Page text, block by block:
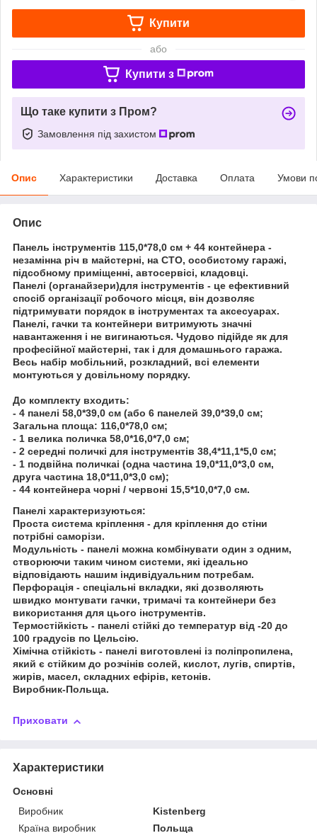
Купити
або
Купити з
Що таке купити з Пром?
Замовлення під захистом
Опис Характеристики Доставка Оплата Умови
Опис
Панель інструментів 115,0*78,0 см + 44 контейнера -
незамінна річ в майстерні, на СТО, особистому гаражі,
підсобному приміщенні, автосервісі, кладовці.
Панелі (органайзери)для інструментів - це ефективний
спосіб організації робочого місця, він дозволяє
підтримувати порядок в інструментах та аксесуарах.
Панелі, гачки та контейнери витримують значні
навантаження і не вигинаються. Чудово підійде як для
професійної майстерні, так і для домашнього гаража.
Весь набір мобільний, розкладний, всі елементи
монтуються у довільному порядку.
До комплекту входить:
- 4 панелі 58,0*39,0 см (або 6 панелей 39,0*39,0 см;
Загальна площа: 116,0*78,0 см;
- 1 велика поличка 58,0*16,0*7,0 см;
- 2 середні поличкі для інструментів 38,4*11,1*5,0 см;
- 1 подвійна поличкаі (одна частина 19,0*11,0*3,0 см,
друга частина 18,0*11,0*3,0 см);
- 44 контейнера чорні / червоні 15,5*10,0*7,0 см.
Панелі характеризуються:
Проста система кріплення - для кріплення до стіни
потрібні саморізи.
Модульність - панелі можна комбінувати один з одним,
створюючи таким чином системи, які ідеально
відповідають нашим індивідуальним потребам.
Перфорація - спеціальні вкладки, які дозволяють
швидко монтувати гачки, тримачі та контейнери без
використання для цього інструментів.
Термостійкість - панелі стійкі до температур від -20 до
100 градусів по Цельсію.
Хімічна стійкість - панелі виготовлені із поліпропилена,
який є стійким до розчінів солей, кислот, лугів, спиртів,
жирів, масел, складних ефірів, кетонів.
Виробник-Польща.
Приховати
Характеристики
Основні
Виробник
Kistenberg
Країна виробник
Польща